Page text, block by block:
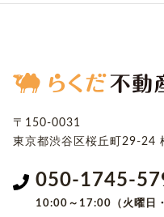
〒150-0031
東京都渋谷区桜丘町29-24
050-1745-
10:00～17:00（火曜日